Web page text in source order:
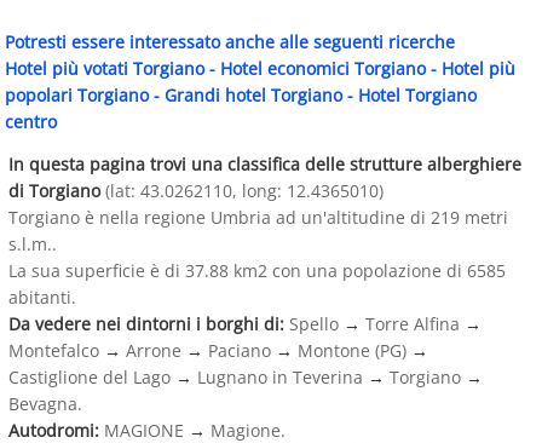
Potresti essere interessato anche alle seguenti ricerche
Hotel più votati Torgiano- Hotel economici Torgiano- Hotel più
popolari Torgiano- Grandi hotel Torgiano- Hotel Torgiano
centro
In questa pagina trovi una classifica delle strutture alberghiere
di Torgiano(lat: 43.0262110, long: 12.4365010)
Torgiano è nella regione Umbria ad un'altitudine di 219 metri
s.l.m..
La sua superficie è di 37.88 km2 con una popolazione di 6585
abitanti.
Da vedere nei dintorni i borghi di: Spello → Torre Alfina →
Montefalco → Arrone → Paciano → Montone (PG) →
Castiglione del Lago → Lugnano in Teverina → Torgiano →
Bevagna.
Autodromi: MAGIONE → Magione.